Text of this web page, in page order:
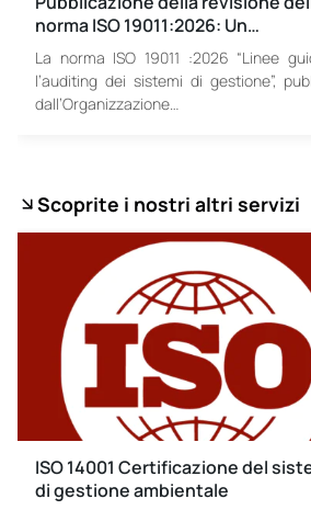
norma ISO 19011:2026: Un…
La norma ISO 19011 :2026 “Linee
l’auditing dei sistemi di gestione”,
dall’Organizzazione…
Scoprite i nostri altri servizi
ISO 14001 Certificazione del
di gestione ambientale